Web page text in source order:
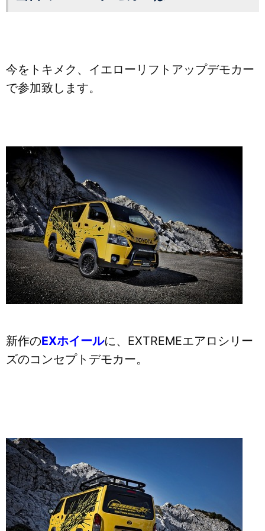
今をトキメク、イエローリフトアップデモカー
で参加致します。
新作のEXホイールに、EXTREMEエアロシリー
ズのコンセプトデモカー。